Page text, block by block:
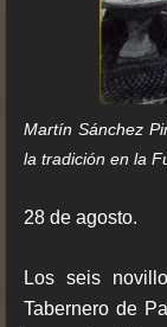
Martín Sánchez
la tradición en la
28 de agosto.
Los seis
Tabernero de